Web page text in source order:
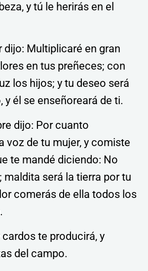
y tú le herirás en el
dijo: Multiplicaré en gran
en tus preñeces; con
los hijos; y tu deseo será
y él se enseñoreará de ti.
dijo: Por cuanto
voz de tu mujer, y comiste
te mandé diciendo: No
maldita será la tierra por tu
comerás de ella todos los
cardos te producirá, y
del campo.